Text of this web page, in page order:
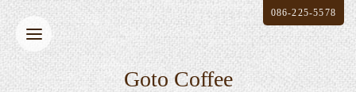
Goto Coffee
086-225-5578